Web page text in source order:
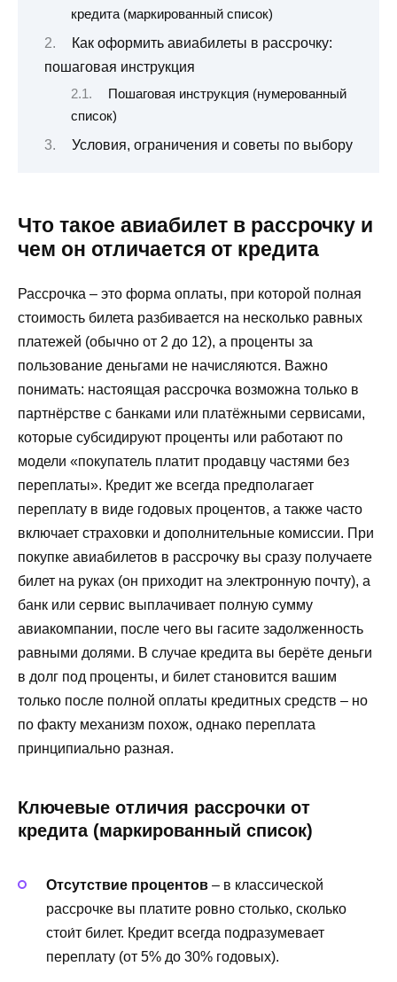
кредита (маркированный список)
Как оформить авиабилеты в рассрочку:
пошаговая инструкция
Пошаговая инструкция (нумерованный
список)
Условия, ограничения и советы по выбору
Что такое авиабилет в рассрочку и
чем он отличается от кредита
Рассрочка – это форма оплаты, при которой полная
стоимость билета разбивается на несколько равных
платежей (обычно от 2 до 12), а проценты за
пользование деньгами не начисляются. Важно
понимать: настоящая рассрочка возможна только в
партнёрстве с банками или платёжными сервисами,
которые субсидируют проценты или работают по
модели «покупатель платит продавцу частями без
переплаты». Кредит же всегда предполагает
переплату в виде годовых процентов, а также часто
включает страховки и дополнительные комиссии. При
покупке авиабилетов в рассрочку вы сразу получаете
билет на руках (он приходит на электронную почту), а
банк или сервис выплачивает полную сумму
авиакомпании, после чего вы гасите задолженность
равными долями. В случае кредита вы берёте деньги
в долг под проценты, и билет становится вашим
только после полной оплаты кредитных средств – но
по факту механизм похож, однако переплата
принципиально разная.
Ключевые отличия рассрочки от
кредита (маркированный список)
Отсутствие процентов – в классической
рассрочке вы платите ровно столько, сколько
стои́т билет. Кредит всегда подразумевает
переплату (от 5% до 30% годовых).